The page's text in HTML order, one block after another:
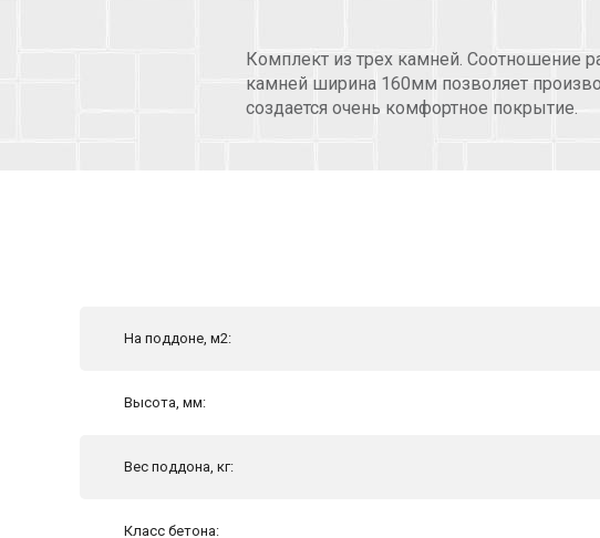
Комплект из трех камней. Соотношение
камней ширина 160мм позволяет
создается очень комфортное покрытие.
На поддоне, м2:
Высота, мм:
Вес поддона, кг:
Класс бетона: